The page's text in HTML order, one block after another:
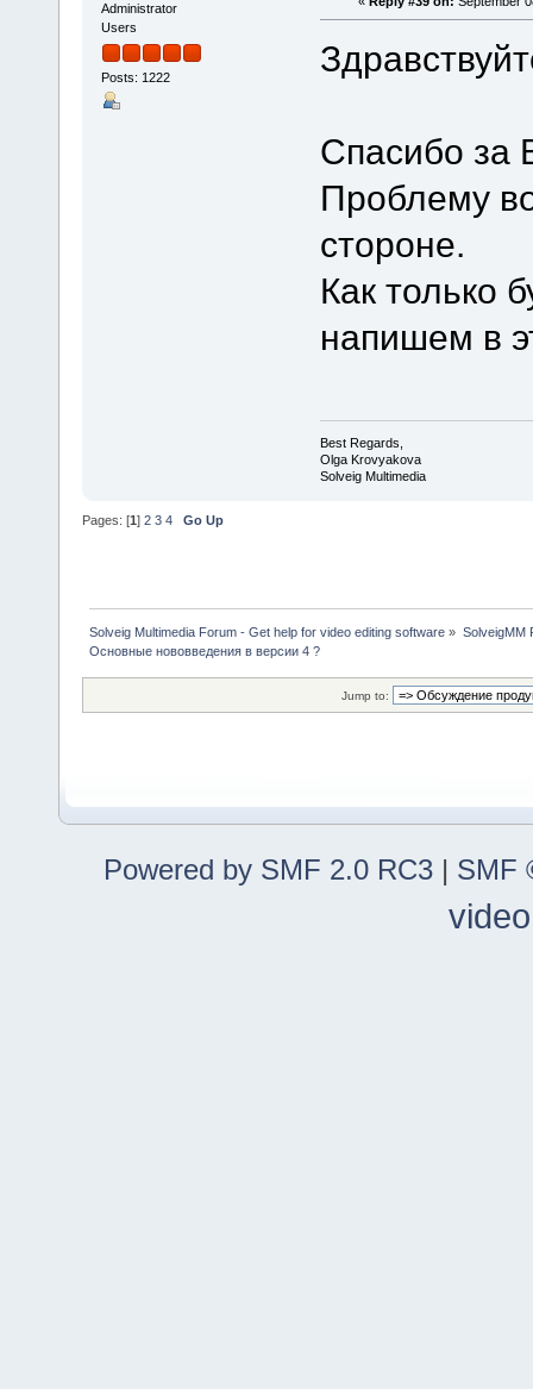
Administrator
Users
Posts: 1222
Спасибо за
Проблему
стороне.
Как только
напишем в
Best Regards,
Olga Krovyakova
Solveig Multimedia
Pages: [1] 2 3 4 Go Up
Solveig Multimedia Forum - Get help for video editing software » SolveigMM
Основные нововведения в версии 4 ?
Jump to:
Powered by SMF 2.0 RC3 | SMF